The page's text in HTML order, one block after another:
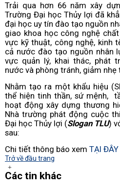
Trải qua hơn 66 năm xây
Trường Đại học Thủy lợi đã
đại học uy tín đào tạo nguồn
giao khoa học công nghệ
vực kỹ thuật, công nghệ, kinh
cả nước đào tạo nguồn nhân
vực quản lý, khai thác, phát
nước và phòng tránh, giảm nhẹ
Nhằm tạo ra một khẩu hiệu
thể hiện tinh thần, sứ mệnh,
hoạt động xây dựng thương
Nhà trường phát động cuộc
Đại học Thủy lợi (Slogan TLU)
sau:
Chi tiết thông báo xem TẠI ĐÂY
Trở về đầu trang
Các tin khác